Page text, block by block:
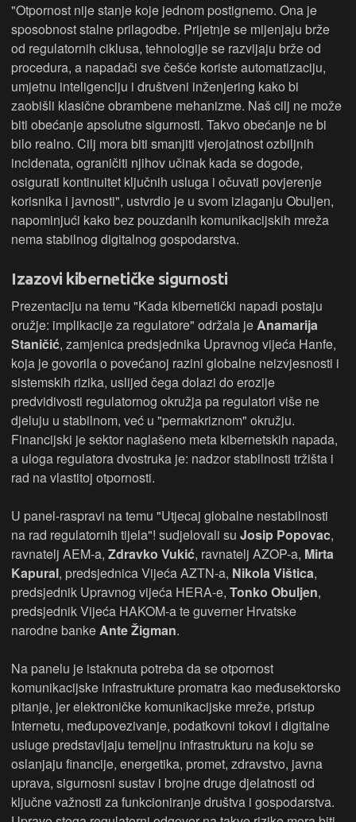
"Otpornost nije stanje koje jednom postignemo. Ona je
sposobnost stalne prilagodbe. Prijetnje se mijenjaju brže
od regulatornih ciklusa, tehnologije se razvijaju brže od
procedura, a napadači sve češće koriste automatizaciju,
umjetnu inteligenciju i društveni inženjering kako bi
zaobišli klasične obrambene mehanizme. Naš cilj ne može
biti obećanje apsolutne sigurnosti. Takvo obećanje ne bi
bilo realno. Cilj mora biti smanjiti vjerojatnost ozbiljnih
incidenata, ograničiti njihov učinak kada se dogode,
osigurati kontinuitet ključnih usluga i očuvati povjerenje
korisnika i javnosti", ustvrdio je u svom izlaganju Obuljen,
napominjući kako bez pouzdanih komunikacijskih mreža
nema stabilnog digitalnog gospodarstva.
Izazovi kibernetičke sigurnosti
Prezentaciju na temu "Kada kibernetički napadi postaju
oružje: implikacije za regulatore" održala jeAnamarija
Staničić, zamjenica predsjednika Upravnog vijeća Hanfe,
koja je govorila o povećanoj razini globalne neizvjesnosti i
sistemskih rizika, uslijed čega dolazi do erozije
predvidivosti regulatornog okružja pa regulatori više ne
djeluju u stabilnom, već u "permakriznom" okružju.
Financijski je sektor naglašeno meta kibernetskih napada,
a uloga regulatora dvostruka je: nadzor stabilnosti tržišta i
rad na vlastitoj otpornosti.
U panel-raspravi na temu "Utjecaj globalne nestabilnosti
na rad regulatornih tijela"! sudjelovali su Josip Popovac,
ravnatelj AEM-a, Zdravko Vukić, ravnatelj AZOP-a, Mirta
Kapural, predsjednica Vijeća AZTN-a, Nikola Vištica,
predsjednik Upravnog vijeća HERA-e, Tonko Obuljen,
predsjednik Vijeća HAKOM-a te guverner Hrvatske
narodne bankeAnte Žigman.
Na panelu je istaknuta potreba da se otpornost
komunikacijske infrastrukture promatra kao međusektorsko
pitanje, jer elektroničke komunikacijske mreže, pristup
Internetu, međupovezivanje, podatkovni tokovi i digitalne
usluge predstavljaju temeljnu infrastrukturu na koju se
oslanjaju financije, energetika, promet, zdravstvo, javna
uprava, sigurnosni sustav i brojne druge djelatnosti od
ključne važnosti za funkcioniranje društva i gospodarstva.